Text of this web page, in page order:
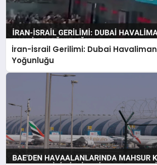
KIMDIR?
NEDIR?
RÜYA TABIRLERI
SAĞLIK
İran-İsrail Gerilimi: Dubai
Yoğunluğu